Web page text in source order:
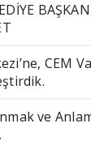
CEM
ve